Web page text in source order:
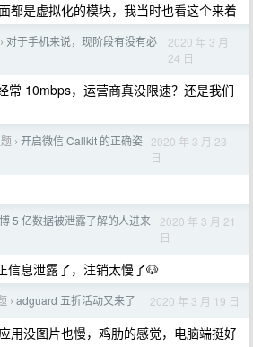
都是虚拟化的模块，我当时也看这个来着
› 对于手机来说，现阶段有没有必
2020 年 3 月
24 日
常 10mbps，运营商真没限速？还是我们
› 开启微信 Callkit 的正确姿 2020 年 3 月 23
日
5 亿数据被泄露了解的人进来
2020 年 3 月 21
日
信息泄露了，注销太慢了🐶
› adguard 五折活动又来了 2020 年 3 月 19 日
用没图片也慢，鸡肋的感觉，电脑端挺好